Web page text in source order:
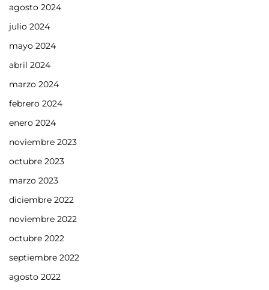
agosto 2024
julio 2024
mayo 2024
abril 2024
marzo 2024
febrero 2024
enero 2024
noviembre 2023
octubre 2023
marzo 2023
diciembre 2022
noviembre 2022
octubre 2022
septiembre 2022
agosto 2022